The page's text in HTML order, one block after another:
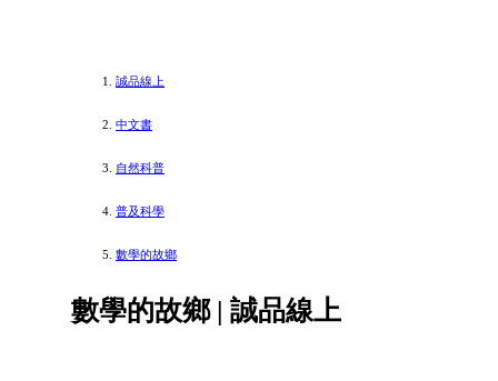
誠品線上
中文書
自然科普
普及科學
數學的故鄉
數學的故鄉 | 誠品線上